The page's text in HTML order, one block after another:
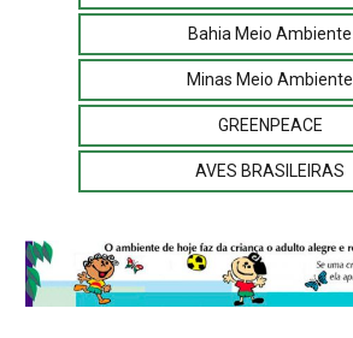
Bahia Meio Ambiente
Minas Meio Ambiente
GREENPEACE
AVES BRASILEIRAS